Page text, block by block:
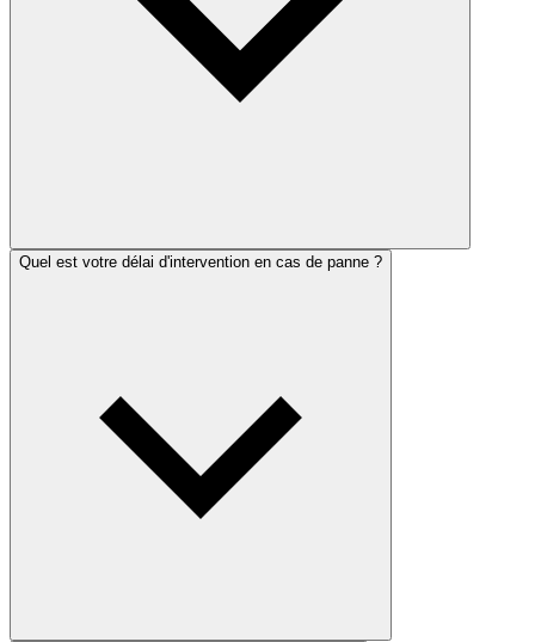
Quel est votre délai d'intervention en cas de panne ?